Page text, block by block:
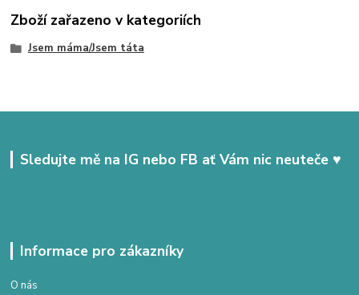
Zboží zařazeno v kategoriích
Jsem máma/Jsem táta
Sledujte mě na IG nebo FB ať Vám nic neuteče ♥
Informace pro zákazníky
O nás